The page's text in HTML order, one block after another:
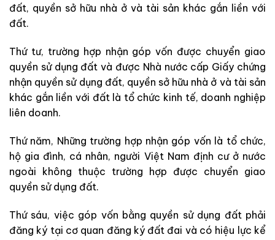
đất, quyền sở hữu nhà ở và tài sản khác gắn liền với
đất.
Thứ tư, trường hợp nhận góp vốn được chuyển giao
quyền sử dụng đất và được Nhà nước cấp Giấy chứng
nhận quyền sử dụng đất, quyền sở hữu nhà ở và tài sản
khác gắn liền với đất là tổ chức kinh tế, doanh nghiệp
liên doanh.
Thứ năm, Những trường hợp nhận góp vốn là tổ chức,
hộ gia đình, cá nhân, người Việt Nam định cư ở nước
ngoài không thuộc trường hợp được chuyển giao
quyền sử dụng đất.
Thứ sáu, việc góp vốn bằng quyền sử dụng đất phải
đăng ký tại cơ quan đăng ký đất đai và có hiệu lực kể